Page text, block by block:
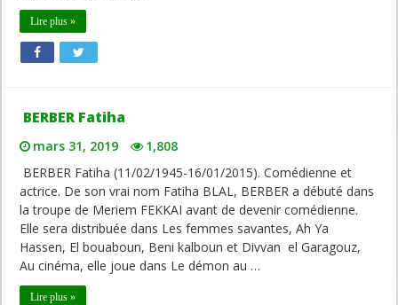
Lire plus »
BERBER Fatiha
mars 31, 2019
1,808
BERBER Fatiha (11/02/1945-16/01/2015). Comédienne et
actrice. De son vrai nom Fatiha BLAL, BERBER a débuté dans
la troupe de Meriem FEKKAI avant de devenir comédienne.
Elle sera distribuée dans Les femmes savantes, Ah Ya
Hassen, El bouaboun, Beni kalboun et Divvan el Garagouz,
Au cinéma, elle joue dans Le démon au …
Lire plus »